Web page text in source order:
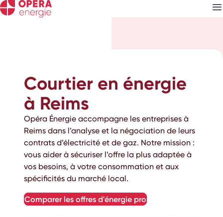
Courtier en énergie
à Reims
Opéra Énergie accompagne les entreprises à
Reims dans l’analyse et la négociation de leurs
contrats d’électricité et de gaz. Notre mission :
vous aider à sécuriser l’offre la plus adaptée à
vos besoins, à votre consommation et aux
spécificités du marché local.
comparer les offres d'énergie pro
Choisissez les newsletters qui vous intéressent